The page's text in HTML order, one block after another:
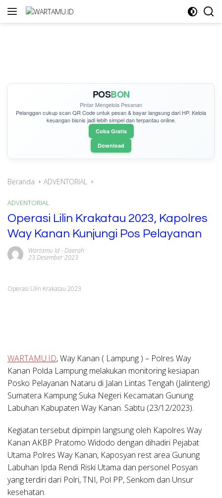
Langsung
POSBON
Pintar Mengelola Pesanan
Pelanggan cukupscan QR Codeuntuk pesan & bayar langsung dari HP. Kelola
keuangan bisnis jadi lebih simpel dan terpantau online.
Coba Gratis
Download
Beranda ADVENTORIAL
ADVENTORIAL
Operasi Lilin Krakatau 2023, Kapolres
Way Kanan Kunjungi Pos Pelayanan
Wartamu Id- Daerah
23 Desember 2023
Operasi Lilin Krakatau 2023
WARTAMU.ID, Way Kanan ( Lampung ) – Polres Way
Kanan Polda Lampung melakukan monitoring kesiapan
Posko Pelayanan Nataru di Jalan Lintas Tengah (Jalinteng)
Sumatera Kampung Suka Negeri Kecamatan Gunung
Labuhan Kabupaten Way Kanan. Sabtu (23/12/2023).
Kegiatan tersebut dipimpin langsung oleh Kapolres Way
Kanan AKBP Pratomo Widodo dengan dihadiri Pejabat
Utama Polres Way Kanan, Kaposyan rest area Gunung
Labuhan Ipda Rendi Riski Utama dan personel Posyan
yang terdiri dari Polri, TNI, Pol PP, Senkom dan Unsur
kesehatan.